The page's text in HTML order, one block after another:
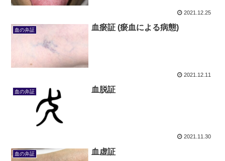
2021.12.25
血の弁証 血瘀証 (瘀血による病態)
2021.12.11
血の弁証 血脱証
2021.11.30
血の弁証 血虚証